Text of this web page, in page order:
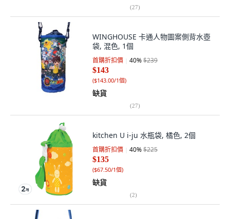
(27)
WINGHOUSE 卡通人物圖案側背水壺
袋, 混色, 1個
首購折扣價 40%$239
$143
($143.00/1個)
缺貨
(27)
kitchen U i-ju 水瓶袋, 橘色, 2個
首購折扣價 40%$225
$135
($67.50/1個)
缺貨
(2)